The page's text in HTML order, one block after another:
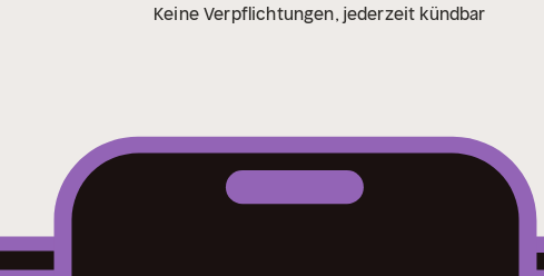
Keine Verpflichtungen, jederzeit kündbar